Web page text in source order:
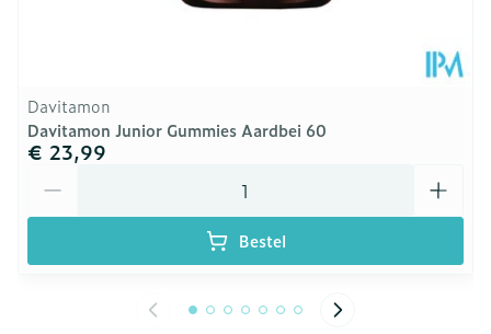
Davitamon
Davitamon Junior Gummies Aardbei 60
€ 23,99
Bestel